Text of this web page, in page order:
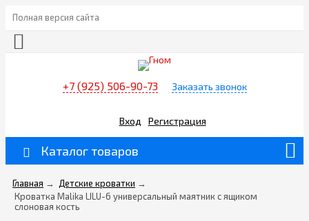
Полная версия сайта
+7 (925) 506-90-73 Заказать звонок
Вход Регистрация
Каталог товаров
Главная → Детские кроватки →
Кроватка Malika LILU-6 универсальный маятник с ящиком
слоновая кость